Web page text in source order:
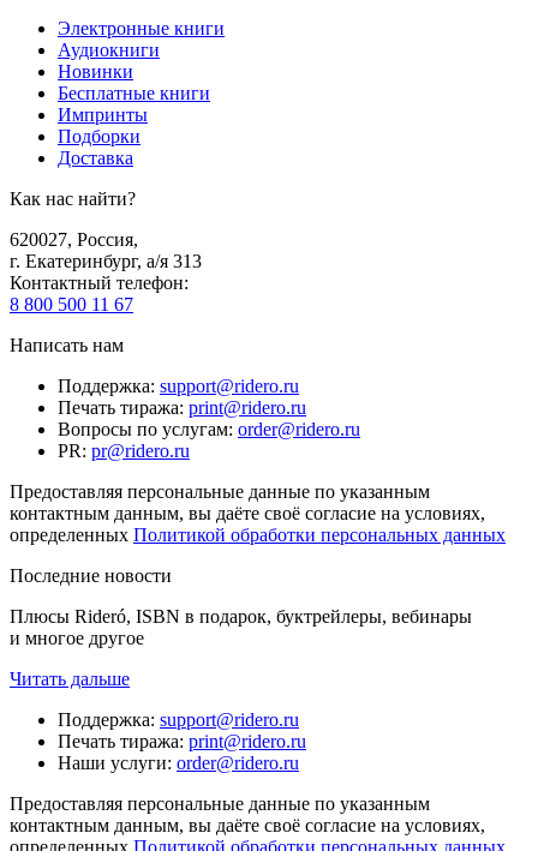
Электронные книги
Аудиокниги
Новинки
Бесплатные книги
Импринты
Подборки
Доставка
Как нас найти?
620027, Россия,
г. Екатеринбург, а/я 313
Контактный телефон:
8 800 500 11 67
Написать нам
Поддержка: support@ridero.ru
Печать тиража: print@ridero.ru
Вопросы по услугам: order@ridero.ru
PR: pr@ridero.ru
Предоставляя персональные данные по указанным
контактным данным, вы даёте своё согласие на условиях,
определенных Политикой обработки персональных данных
Последние новости
Плюсы Rideró, ISBN в подарок, буктрейлеры, вебинары
и многое другое
Читать дальше
Поддержка: support@ridero.ru
Печать тиража: print@ridero.ru
Наши услуги: order@ridero.ru
Предоставляя персональные данные по указанным
контактным данным, вы даёте своё согласие на условиях,